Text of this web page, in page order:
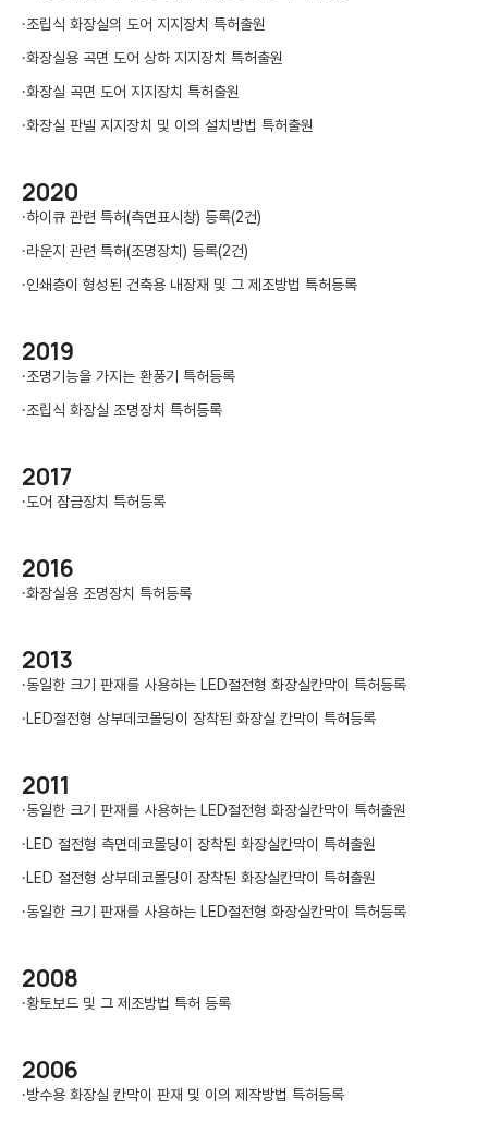
·조립식 화장실의 도어 지지장치 특허출원
·화장실용 곡면 도어 상하 지지장치 특허출원
·화장실 곡면 도어 지지장치 특허출원
·화장실 판넬 지지장치 및 이의 설치방법 특허출원
2020
·하이큐 관련 특허(측면표시창) 등록(2건)
·라운지 관련 특허(조명장치) 등록(2건)
·인쇄층이 형성된 건축용 내장재 및 그 제조방법 특허등록
2019
·조명기능을 가지는 환풍기 특허등록
·조립식 화장실 조명장치 특허등록
2017
·도어 잠금장치 특허등록
2016
·화장실용 조명장치 특허등록
2013
·동일한 크기 판재를 사용하는 LED절전형 화장실칸막이 특허등록
·LED절전형 상부데코몰딩이 장착된 화장실 칸막이 특허등록
2011
·동일한 크기 판재를 사용하는 LED절전형 화장실칸막이 특허출원
·LED 절전형 측면데코몰딩이 장착된 화장실칸막이 특허출원
·LED 절전형 상부데코몰딩이 장착된 화장실칸막이 특허출원
·동일한 크기 판재를 사용하는 LED절전형 화장실칸막이 특허등록
2008
·황토보드 및 그 제조방법 특허 등록
2006
·방수용 화장실 칸막이 판재 및 이의 제작방법 특허등록